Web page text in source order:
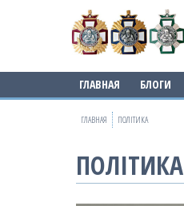
ГЛАВНАЯ БЛОГИ
ГЛАВНАЯ ПОЛІТИКА
ПОЛІТИКА